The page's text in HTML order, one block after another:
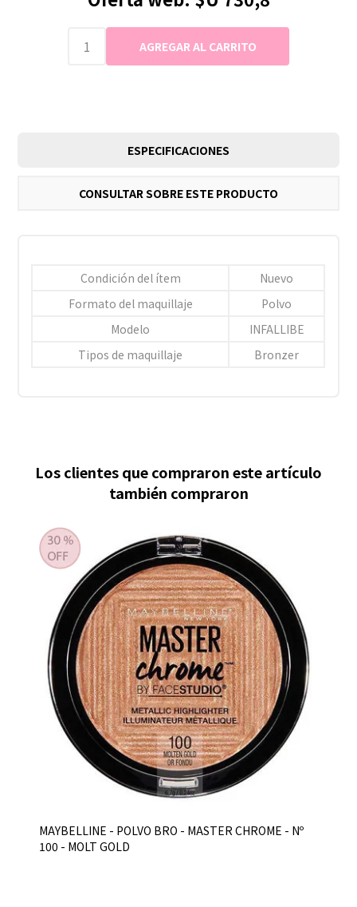
ESPECIFICACIONES
CONSULTAR SOBRE ESTE PRODUCTO
Condición del ítem
Nuevo
Formato del maquillaje
Polvo
Modelo
INFALLIBE
Tipos de maquillaje
Bronzer
Los clientes que compraron este artículo
también compraron
MAYBELLINE - POLVO BRO - MASTER CHROME - Nº
100 - MOLT GOLD